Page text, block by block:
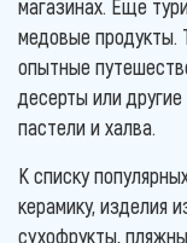
магазинах. Еще
медовые продукты.
опытные
десерты или
пастели и халва.
К списку
керамику, изделия
сухофрукты,